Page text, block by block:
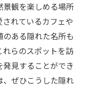
景観を楽しめる場所
れているカフェや
ある隠れた名所も
れらのスポットを訪
見することができ
、ぜひこうした隠れ